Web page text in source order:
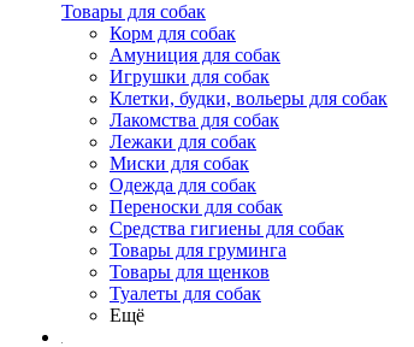
Товары для собак
Корм для собак
Амуниция для собак
Игрушки для собак
Клетки, будки, вольеры для собак
Лакомства для собак
Лежаки для собак
Миски для собак
Одежда для собак
Переноски для собак
Средства гигиены для собак
Товары для груминга
Товары для щенков
Туалеты для собак
Ещё